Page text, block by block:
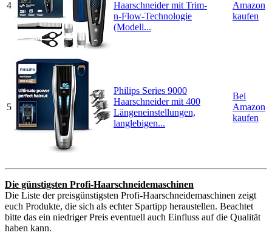
4
Haarschneider mit Trim-
n-Flow-Technologie
(Modell...
Amazon
kaufen
5
Philips Series 9000
Haarschneider mit 400
Längeneinstellungen,
langlebigen...
Bei
Amazon
kaufen
Die günstigsten Profi-Haarschneidemaschinen
Die Liste der preisgünstigsten Profi-Haarschneidemaschinen zeigt
euch Produkte, die sich als echter Spartipp heraustellen. Beachtet
bitte das ein niedriger Preis eventuell auch Einfluss auf die Qualität
haben kann.